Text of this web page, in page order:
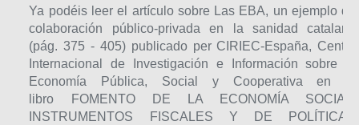
Ya podéis leer el artículo sobre Las EBA, un ejemplo de
colaboración público-privada en la sanidad catalana
(pág. 375 - 405) publicado per CIRIEC-España, Centro
Internacional de Investigación e Información sobre la
Economía Pública, Social y Cooperativa en el
libro FOMENTO DE LA ECONOMÍA SOCIAL:
INSTRUMENTOS FISCALES Y DE POLÍTICAS